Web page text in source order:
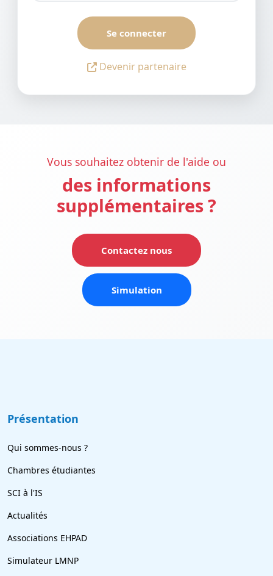
Se connecter
Devenir partenaire
Vous souhaitez obtenir de l'aide ou
des informations
supplémentaires ?
Contactez nous
Simulation
Présentation
Qui sommes-nous ?
Chambres étudiantes
SCI à l'IS
Actualités
Associations EHPAD
Simulateur LMNP